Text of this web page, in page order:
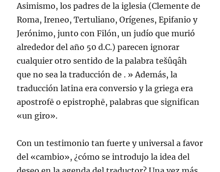
Asimismo, los padres de la iglesia (Clemente de
Roma, Ireneo, Tertuliano, Orígenes, Epifanio y
Jerónimo, junto con Filón, un judío que murió
alrededor del año 50 d.C.) parecen ignorar
cualquier otro sentido de la palabra tešûqâh
que no sea la traducción de . » Además, la
traducción latina era conversio y la griega era
apostrofē o epistrophē, palabras que significan
«un giro».
Con un testimonio tan fuerte y universal a favor
del «cambio», ¿cómo se introdujo la idea del